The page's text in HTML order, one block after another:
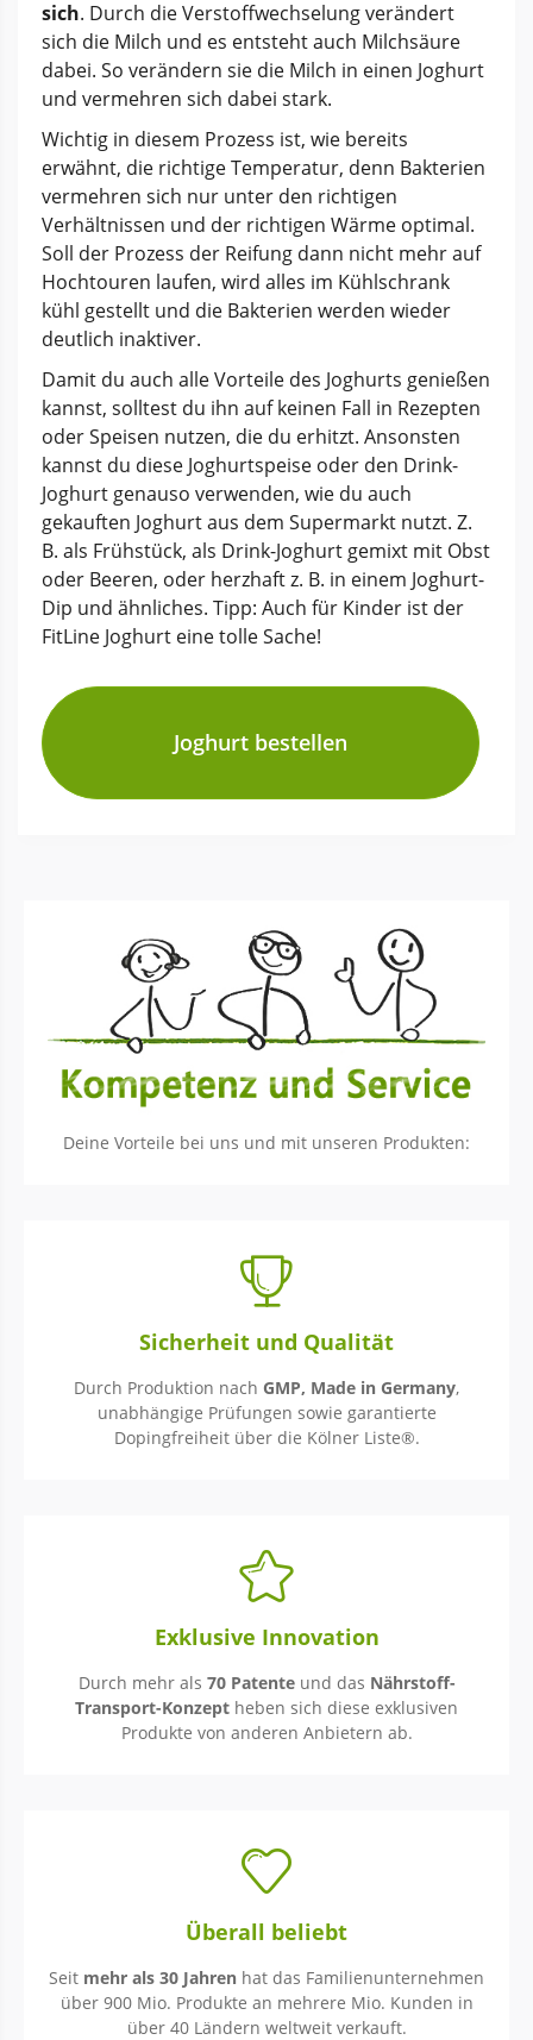
sich. Durch die Verstoffwechselung verändert
sich die Milch und es entsteht auch Milchsäure
dabei. So verändern sie die Milch in einen Joghurt
und vermehren sich dabei stark.
Wichtig in diesem Prozess ist, wie bereits
erwähnt, die richtige Temperatur, denn Bakterien
vermehren sich nur unter den richtigen
Verhältnissen und der richtigen Wärme optimal.
Soll der Prozess der Reifung dann nicht mehr auf
Hochtouren laufen, wird alles im Kühlschrank
kühl gestellt und die Bakterien werden wieder
deutlich inaktiver.
Damit du auch alle Vorteile des Joghurts genießen
kannst, solltest du ihn auf keinen Fall in Rezepten
oder Speisen nutzen, die du erhitzt. Ansonsten
kannst du diese Joghurtspeise oder den Drink-
Joghurt genauso verwenden, wie du auch
gekauften Joghurt aus dem Supermarkt nutzt. Z.
B. als Frühstück, als Drink-Joghurt gemixt mit Obst
oder Beeren, oder herzhaft z. B. in einem Joghurt-
Dip und ähnliches. Tipp: Auch für Kinder ist der
FitLine Joghurt eine tolle Sache!
Joghurt bestellen
Deine Vorteile bei uns und mit unseren Produkten:
Sicherheit und Qualität
Durch Produktion nach GMP, Made in Germany,
unabhängige Prüfungen sowie garantierte
Dopingfreiheit über die Kölner Liste®.
Exklusive Innovation
Durch mehr als 70 Patenteund das Nährstoff-
Transport-Konzept heben sich diese exklusiven
Produkte von anderen Anbietern ab.
Überall beliebt
Seit mehr als 30 Jahren hat das Familienunternehmen
über 900 Mio. Produkte an mehrere Mio. Kunden in
über 40 Ländern weltweit verkauft.